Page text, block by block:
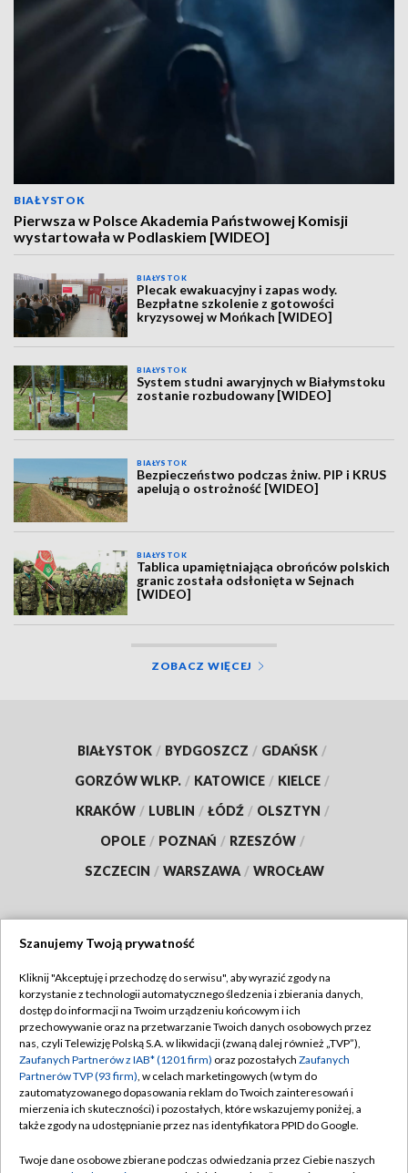
BIAŁYSTOK
Pierwsza w Polsce Akademia Państwowej Komisji
wystartowała w Podlaskiem [WIDEO]
BIAŁYSTOK
Plecak ewakuacyjny i zapas wody.
Bezpłatne szkolenie z gotowości
kryzysowej w Mońkach [WIDEO]
BIAŁYSTOK
System studni awaryjnych w Białymstoku
zostanie rozbudowany [WIDEO]
BIAŁYSTOK
Bezpieczeństwo podczas żniw. PIP i KRUS
apelują o ostrożność [WIDEO]
BIAŁYSTOK
Tablica upamiętniająca obrońców polskich
granic została odsłonięta w Sejnach
[WIDEO]
ZOBACZ WIĘCEJ
BIAŁYSTOK / BYDGOSZCZ / GDAŃSK /
GORZÓW WLKP. / KATOWICE / KIELCE /
KRAKÓW / LUBLIN / ŁÓDŹ / OLSZTYN /
OPOLE / POZNAŃ / RZESZÓW /
SZCZECIN / WARSZAWA / WROCŁAW
TVP
Abonament TVP
Emisja w TVP
Centrum informacji TVP
Naziemna Telewizja Cyfrowa
Regulamin TVP
Polityka prywatności
Moje zgody
Pomoc
Szanujemy Twoją prywatność
Kliknij "Akceptuję i przechodzę do serwisu", aby wyrazić zgody na
korzystanie z technologii automatycznego śledzenia i zbierania danych,
dostęp do informacji na Twoim urządzeniu końcowym i ich
przechowywanie oraz na przetwarzanie Twoich danych osobowych przez
nas, czyli Telewizję Polską S.A. w likwidacji (zwaną dalej również „TVP”),
Zaufanych Partnerów z IAB* (1201 firm) oraz pozostałych Zaufanych
Partnerów TVP (93 firm), w celach marketingowych (w tym do
zautomatyzowanego dopasowania reklam do Twoich zainteresowań i
mierzenia ich skuteczności) i pozostałych, które wskazujemy poniżej, a
także zgody na udostępnianie przez nas identyfikatora PPID do Google.
Twoje dane osobowe zbierane podczas odwiedzania przez Ciebie naszych